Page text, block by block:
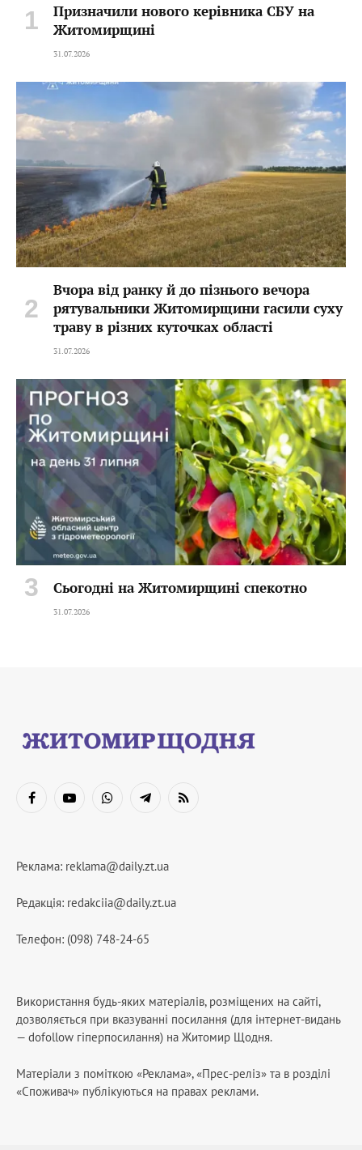
Призначили нового керівника СБУ на
Житомирщині
31.07.2026
Вчора від ранку й до пізнього вечора
рятувальники Житомирщини гасили суху
траву в різних куточках області
31.07.2026
Сьогодні на Житомирщині спекотно
31.07.2026
FacebookYouTubeWhatsAppTelegramRSS
Реклама: reklama@daily.zt.ua
Редакція: redakciia@daily.zt.ua
Телефон: (098) 748-24-65
Використання будь-яких матеріалів, розміщених на сайті,
дозволяється при вказуванні посилання (для інтернет-видань
— dofollow гіперпосилання) на Житомир Щодня.
Матеріали з поміткою «Реклама», «Прес-реліз» та в розділі
«Споживач» публікуються на правах реклами.